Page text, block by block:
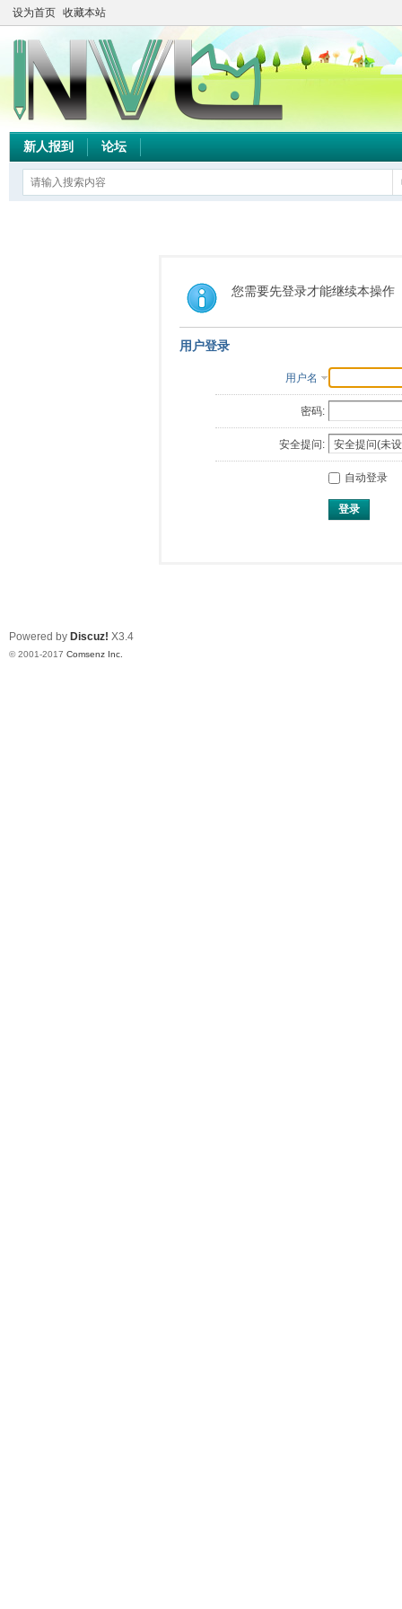
设为首页 收藏本站
新人报到 论坛
您需要先登录才能继续本操作
用户登录
用户名
密码:
安全提问:
自动登录
登录
Powered by Discuz! X3.4
© 2001-2017 Comsenz Inc.